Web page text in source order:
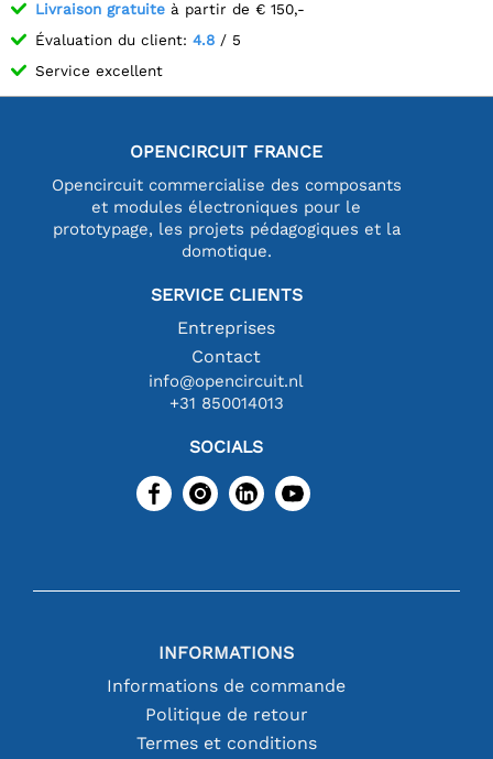
Livraison gratuite à partir de € 150,-
Évaluation du client: 4.8 / 5
Service excellent
OPENCIRCUIT FRANCE
Opencircuit commercialise des composants
et modules électroniques pour le
prototypage, les projets pédagogiques et la
domotique.
SERVICE CLIENTS
Entreprises
Contact
info@opencircuit.nl
+31 850014013
SOCIALS
INFORMATIONS
Informations de commande
Politique de retour
Termes et conditions